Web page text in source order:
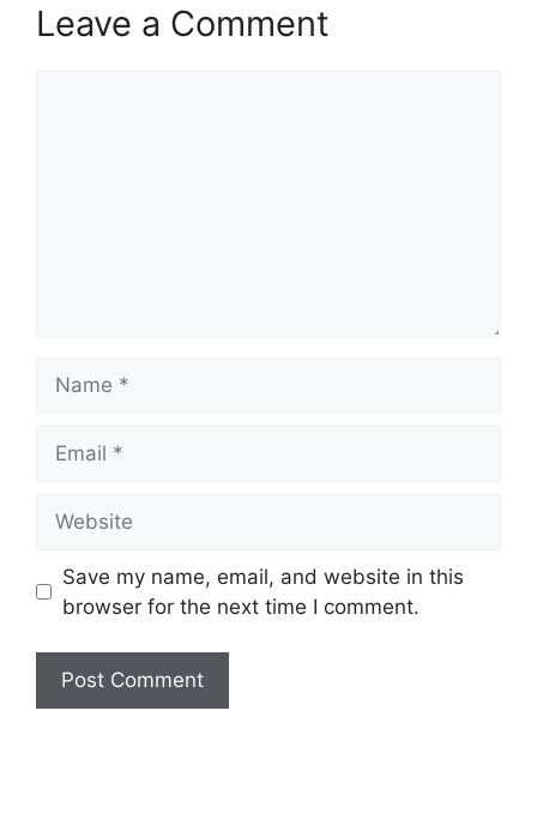
Leave a Comment
Save my name, email, and website in this
browser for the next time I comment.